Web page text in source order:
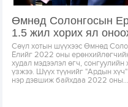
Өмнөд Солонгосын
1.5 жил хорих ял
Сөүл хотын шүүхээс Өмнөд
Ёлийг 2022 оны
худал мэдээлэл өгч, сонгуулийн
үзжээ. Шүүх түүнийг "Ардын
нэр дэвшиж байхдаа 2022 оны...